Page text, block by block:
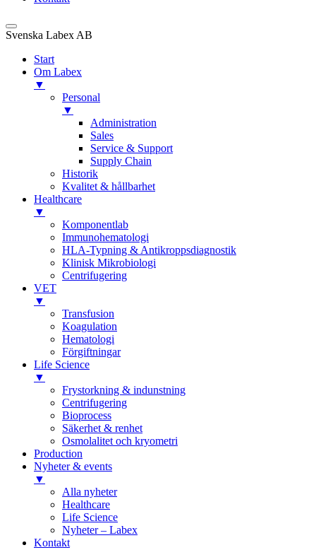
Svenska Labex AB
Start
Om Labex
▼
Personal
▼
Administration
Sales
Service & Support
Supply Chain
Historik
Kvalitet & hållbarhet
Healthcare
▼
Komponentlab
Immunohematologi
HLA-Typning & Antikroppsdiagnostik
Klinisk Mikrobiologi
Centrifugering
VET
▼
Transfusion
Koagulation
Hematologi
Förgiftningar
Life Science
▼
Frystorkning & indunstning
Centrifugering
Bioprocess
Säkerhet & renhet
Osmolalitet och kryometri
Production
Nyheter & events
▼
Alla nyheter
Healthcare
Life Science
Nyheter – Labex
Kontakt